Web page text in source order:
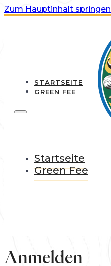
Zum Hauptinhalt springen
STARTSEITE
GREEN FEE
Startseite
Green Fee
Anmelden